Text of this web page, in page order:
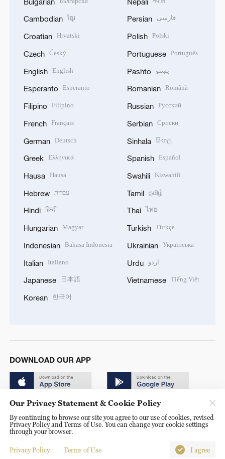
Cambodian ខ្មែរ
Croatian Hrvatski
Czech Český
English English
Esperanto Esperanto
Filipino Filipino
French Français
German Deutsch
Greek Ελληνικά
Hausa Hausa
Hebrew עברית
Hindi हिन्दी
Hungarian Magyar
Indonesian Bahasa Indonesia
Italian Italiano
Japanese 日本語
Korean 한국어
Persian فارسی
Polish Polski
Portuguese Português
Pashto پښتو
Romanian Română
Russian Русский
Serbian Српски
Sinhala සිංහල
Spanish Español
Swahili Kiswahili
Tamil தமிழ்
Thai ไทย
Turkish Türkçe
Ukrainian Українська
Urdu اردو
Vietnamese Tiếng Việt
DOWNLOAD OUR APP
© China Radio International.CRI. All Rights Reserved. 16A
Shijingshan Road, Beijing, China. 100040
Our Privacy Statement & Cookie Policy
By continuing to browse our site you agree to our use of cookies, revised
Privacy Policy and Terms of Use. You can change your cookie settings
through your browser.
Privacy Policy Terms of Use I agree